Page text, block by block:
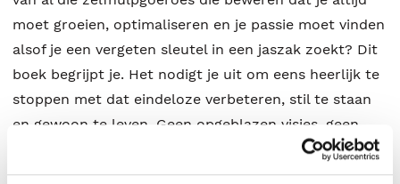
moet groeien, optimaliseren en je passie moet vinden
alsof je een vergeten sleutel in een jaszak zoekt? Dit
boek begrijpt je. Het nodigt je uit om eens heerlijk te
stoppen met dat eindeloze verbeteren, stil te staan
en gewoon te leven. Geen opgeblazen visies, geen
ochtendroutines die je stress bezorgen en vooral:
geen schuldgevoel als je een dag alleen maar je